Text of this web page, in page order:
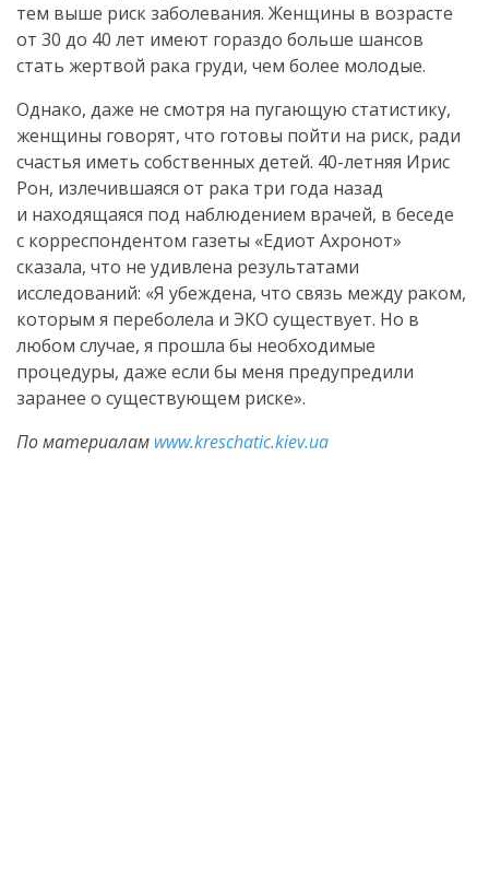
тем выше риск заболевания. Женщины в возрасте
от 30 до 40 лет имеют гораздо больше шансов
стать жертвой рака груди, чем более молодые.
Однако, даже не смотря на пугающую статистику,
женщины говорят, что готовы пойти на риск, ради
счастья иметь собственных детей. 40-летняя Ирис
Рон, излечившаяся от рака три года назад
и находящаяся под наблюдением врачей, в беседе
с корреспондентом газеты «Едиот Ахронот»
сказала, что не удивлена результатами
исследований: «Я убеждена, что связь между раком,
которым я переболела и ЭКО существует. Но в
любом случае, я прошла бы необходимые
процедуры, даже если бы меня предупредили
заранее о существующем риске».
По материалам www.kreschatic.kiev.ua